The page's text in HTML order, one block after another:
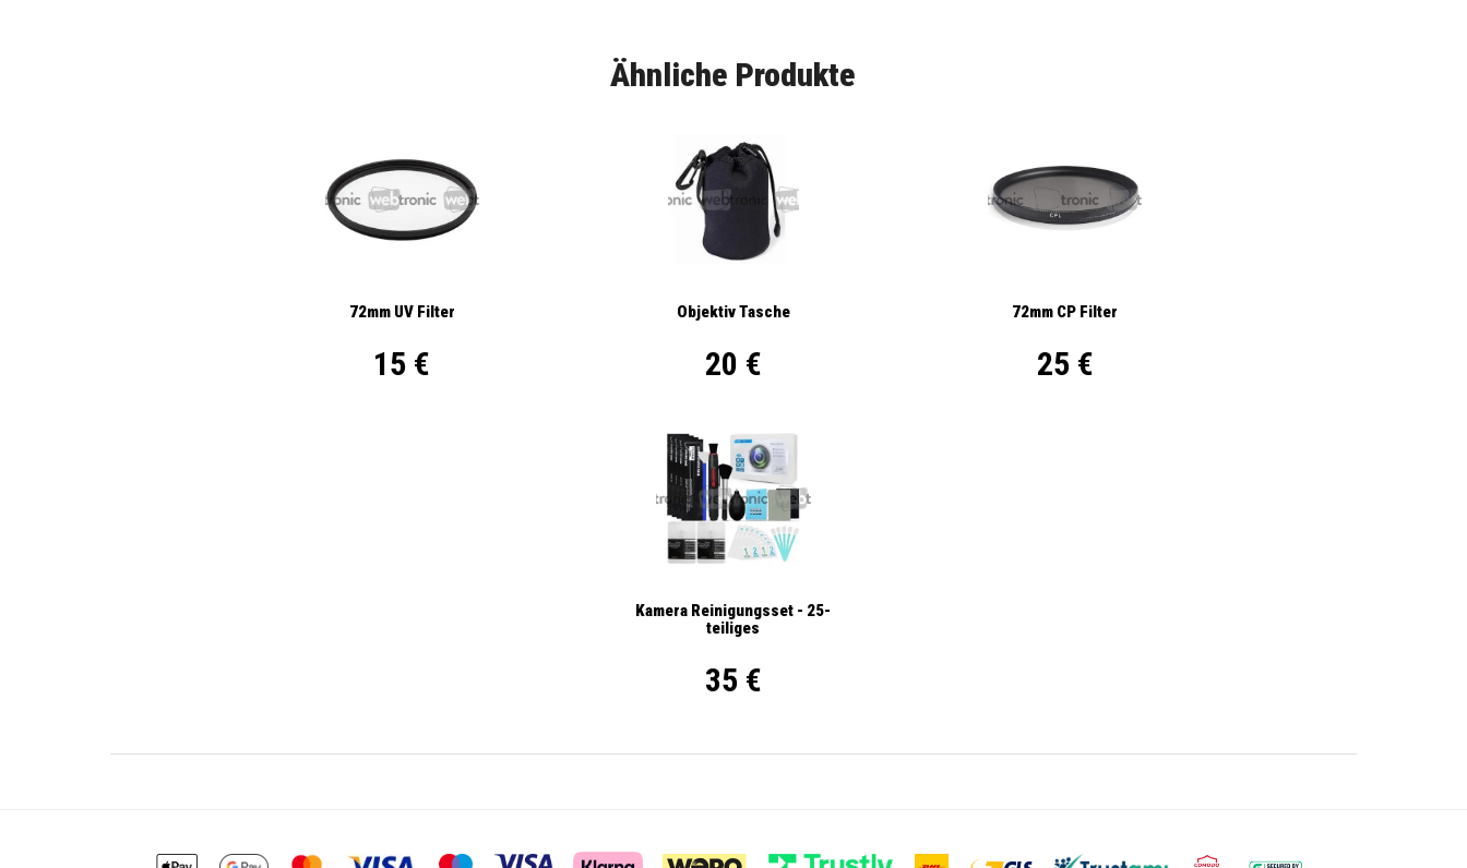
Ähnliche Produkte
72mm UV Filter
15 €
Objektiv Tasche
20 €
72mm CP Filter
25 €
Kamera Reinigungsset - 25-
teiliges
35 €